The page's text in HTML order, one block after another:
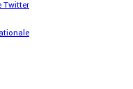
Twitter